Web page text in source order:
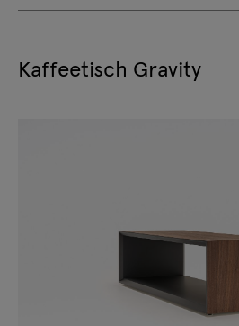
Kaffeetisch Gravity